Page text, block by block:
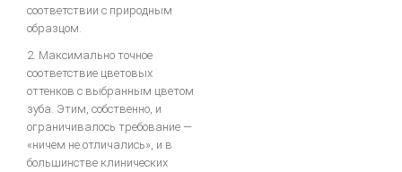
Систематизированная механика ортодонтического лечения
МОДЕЛИРОВАНИЕ
Принципы анатомического воскового моделирования
соответствии с природным
образцом.
2. Максимально точное
соответствие цветовых
оттенков с выбранным цветом
зуба. Этим, собственно, и
ограничивалось требование —
«ничем не отличались», и в
большинстве клинических